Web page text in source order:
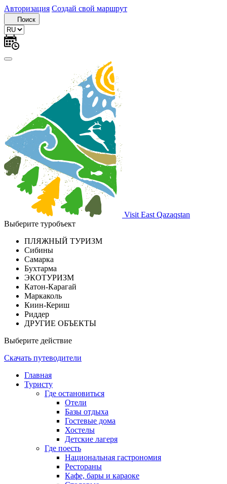
Авторизация Создай свой маршрут
Поиск
Visit East Qazaqstan
Выберите туробъект
ПЛЯЖНЫЙ ТУРИЗМ
Сибины
Самарка
Бухтарма
ЭКОТУРИЗМ
Катон-Карагай
Маркаколь
Киин-Кериш
Риддер
ДРУГИЕ ОБЪЕКТЫ
Выберите действие
Скачать путеводители
Главная
Туристу
Где остановиться
Отели
Базы отдыха
Гостевые дома
Хостелы
Детские лагеря
Где поесть
Национальная гастрономия
Рестораны
Кафе, бары и караоке